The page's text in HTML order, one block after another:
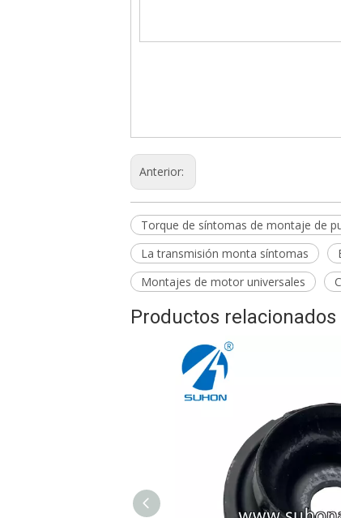
Anterior:
Torque de síntomas de montaje de
La transmisión monta síntomas
Montajes de motor universales
Productos relacionados